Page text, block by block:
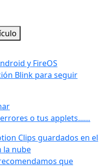
y FireOS
Blink para seguir
o tus applets...…
Clips guardados en el
la nube
que